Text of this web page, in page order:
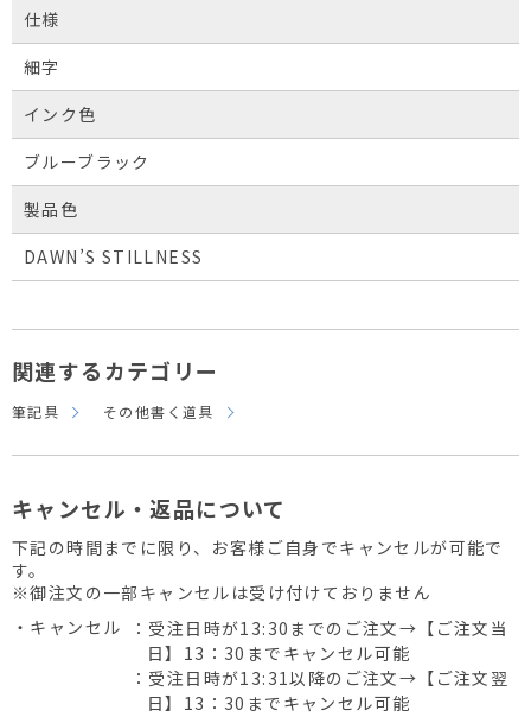
仕様
細字
インク色
ブルーブラック
製品色
DAWN’S STILLNESS
関連するカテゴリー
筆記具 その他書く道具
キャンセル・返品について
下記の時間までに限り、お客様ご自身でキャンセルが可能で
す。
※御注文の一部キャンセルは受け付けておりません
・キャンセル
：受注日時が13:30までのご注文→【ご注文当
日】13：30までキャンセル可能
：受注日時が13:31以降のご注文→【ご注文翌
日】13：30までキャンセル可能